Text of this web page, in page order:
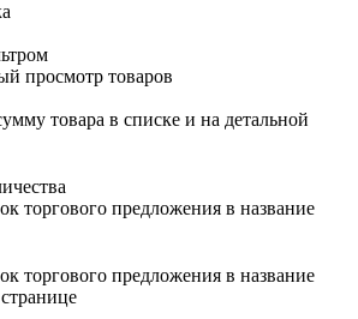
просмотр товаров
товара в списке и на детальной
торгового предложения в название
торгового предложения в название